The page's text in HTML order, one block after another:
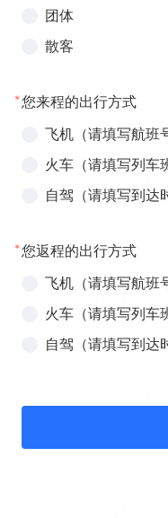
团体
散客
*您来程的出行方式
飞机（请填写航班
火车（请填写列车
自驾（请填写到达
*您返程的出行方式
飞机（请填写航班
火车（请填写列车
自驾（请填写到达